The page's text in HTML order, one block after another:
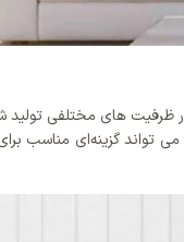
های مختلفی تولید